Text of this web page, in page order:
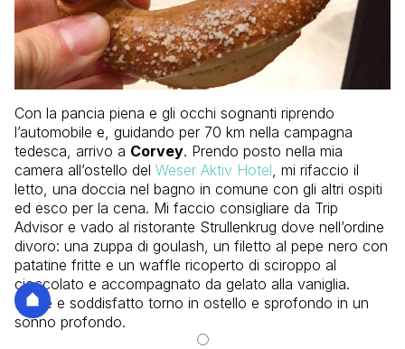
Con la pancia piena e gli occhi sognanti riprendo
l’automobile e, guidando per 70 km nella campagna
tedesca, arrivo a Corvey. Prendo posto nella mia
camera all’ostello del Weser Aktiv Hotel , mi rifaccio il
letto, una doccia nel bagno in comune con gli altri ospiti
ed esco per la cena. Mi faccio consigliare da Trip
Advisor e vado al ristorante Strullenkrug dove nell’ordine
divoro: una zuppa di goulash, un filetto al pepe nero con
patatine fritte e un waffle ricoperto di sciroppo al
cioccolato e accompagnato da gelato alla vaniglia.
Felice e soddisfatto torno in ostello e sprofondo in un
sonno profondo.